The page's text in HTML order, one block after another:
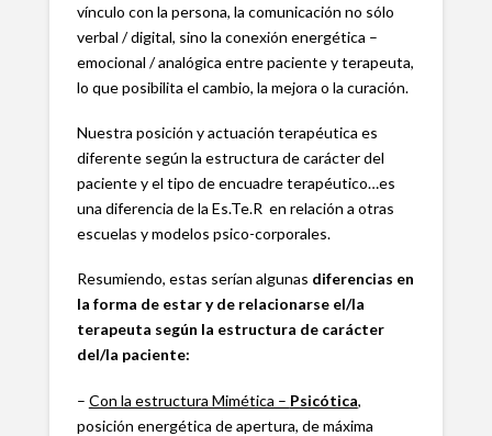
vínculo con la persona, la comunicación no sólo
verbal / digital, sino la conexión energética –
emocional / analógica entre paciente y terapeuta,
lo que posibilita el cambio, la mejora o la curación.
Nuestra posición y actuación terapéutica es
diferente según la estructura de carácter del
paciente y el tipo de encuadre terapéutico…es
una diferencia de la Es.Te.R en relación a otras
escuelas y modelos psico-corporales.
Resumiendo, estas serían algunas diferencias en
la forma de estar y de relacionarse el/la
terapeuta según la estructura de carácter
del/la paciente:
– Con la estructura Mimética – Psicótica,
posición energética de apertura, de máxima